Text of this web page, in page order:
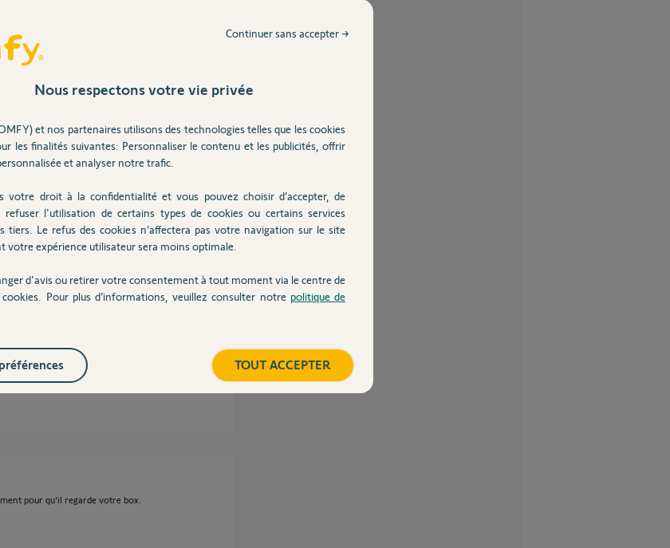
ci est déconnectée comme a
qu'elle en est la cause. J'ai
plus faire de mise à jour pour
j'en serais gré bonne journée
pour qu'il regarde votre box.
Nous respectons votre vie privée
et nos partenaires utilisons des technologies telles que les cookies
les finalités suivantes: Personnaliser le contenu et les publicités, offrir
et analyser notre trafic.
votre droit à la confidentialité et vous pouvez choisir d’accepter, de
l'utilisation de certains types de cookies ou certains services
tiers. Le refus des cookies n’affectera pas votre navigation sur le site
votre expérience utilisateur sera moins optimale.
d'avis ou retirer votre consentement à tout moment via le centre de
cookies. Pour plus d’informations, veuillez consulter notre politique de
Continuer sans accepter →
TOUT ACCEPTER